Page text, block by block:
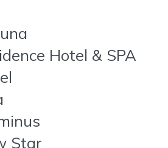
Hotel & SPA
Star